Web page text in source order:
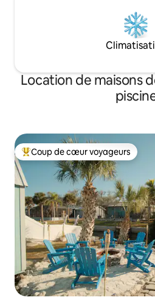
Location de maisons
Coups de cœur voyageurs les
Coup de cœur voyageurs